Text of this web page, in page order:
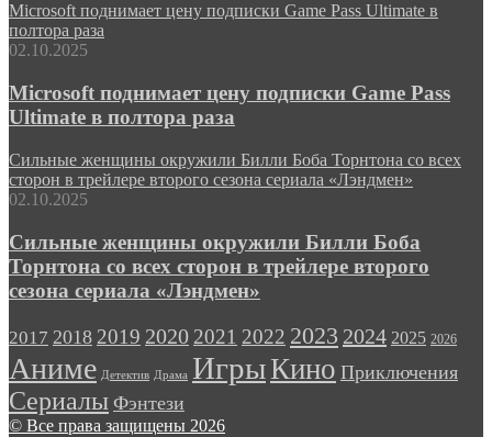
Microsoft поднимает цену подписки Game Pass Ultimate в
полтора раза
02.10.2025
Microsoft поднимает цену подписки Game Pass
Ultimate в полтора раза
Сильные женщины окружили Билли Боба Торнтона со всех
сторон в трейлере второго сезона сериала «Лэндмен»
02.10.2025
Сильные женщины окружили Билли Боба
Торнтона со всех сторон в трейлере второго
сезона сериала «Лэндмен»
2017 2018 2019 2020 2021 2022 2023 2024 2025 2026
Аниме Детектив Драма ИгрыКино Приключения
Сериалы Фэнтези
© Все права защищены 2026